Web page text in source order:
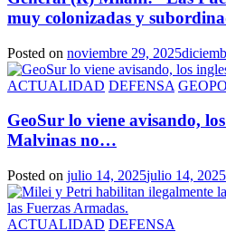
muy colonizadas y
Posted on noviembre 29, 2025
ACTUALIDAD DEFENSA
GeoSur lo viene avisando,
Malvinas no…
Posted on julio 14, 2025julio 14, 2025
ACTUALIDAD DEFENSA